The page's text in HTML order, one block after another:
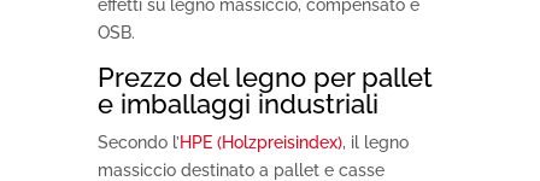
effetti su legno massiccio, compensato e
OSB.
Prezzo del legno per pallet
e imballaggi industriali
Secondo l’HPE (Holzpreisindex), il legno
massiccio destinato a pallet e casse